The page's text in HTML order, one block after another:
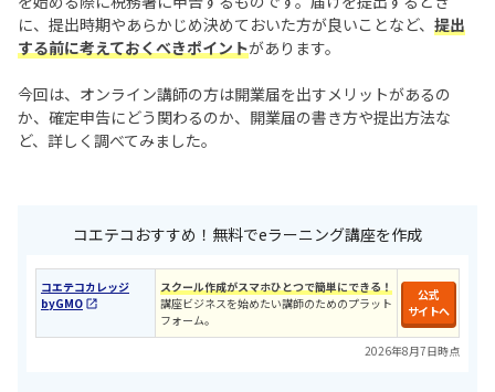
に、提出時期やあらかじめ決めておいた方が良いことなど、 提出
する前に考えておくべきポイントがあります。
今回は、オンライン講師の方は開業届を出すメリットがあるの
か、確定申告にどう関わるのか、開業届の書き方や提出方法な
ど、詳しく調べてみました。
コエテコおすすめ！無料でeラーニング講座を作成
コエテコカレッジ
byGMO
スクール作成がスマホひとつで簡単にできる！
講座ビジネスを始めたい講師のためのプラット
フォーム。
公式
サイトへ
2026年8月7日時点